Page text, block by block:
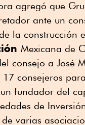
agregó que
ante un
la construcción
Mexicana de
consejo a José
17 consejeros
fundador del
de
varias